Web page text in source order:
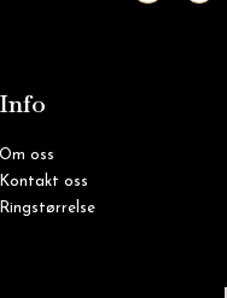
c
s
Info
Om oss
Kontakt oss
Ringstørrelse